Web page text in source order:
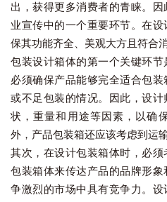
出，获得更多消费者的青睐。
业宣传中的一个重要环节。在
保其功能齐全、美观大方且符合
包装设计箱体的第一个关键环节
必须确保产品能够完全适合包
或不足包装的情况。因此，设
状，重量和用途等因素，以确
外，产品包装箱还应该考虑到运
其次，在设计包装箱体时，必
包装箱体来传达产品的品牌形
争激烈的市场中具有竞争力。